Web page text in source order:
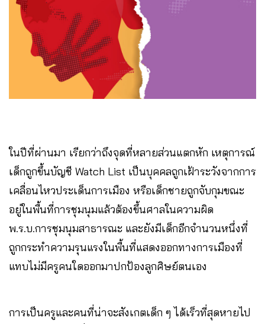
ในปีที่ผ่านมา เรียกว่าถึงจุดที่หลายส่วนแตกหัก เหตุการณ์
เด็กถูกขึ้นบัญชี Watch List เป็นบุคคลถูกเฝ้าระวังจากการ
เคลื่อนไหวประเด็นการเมือง หรือเด็กชายถูกจับกุมขณะ
อยู่ในพื้นที่การชุมนุมแล้วต้องขึ้นศาลในความผิด
พ.ร.บ.การชุมนุมสาธารณะ และยังมีเด็กอีกจำนวนหนึ่งที่
ถูกกระทำความรุนแรงในพื้นที่แสดงออกทางการเมืองที่
แทบไม่มีครูคนใดออกมาปกป้องลูกศิษย์ตนเอง
การเป็นครูและคนที่น่าจะสังเกตเด็ก ๆ ได้เร็วที่สุดหายไป